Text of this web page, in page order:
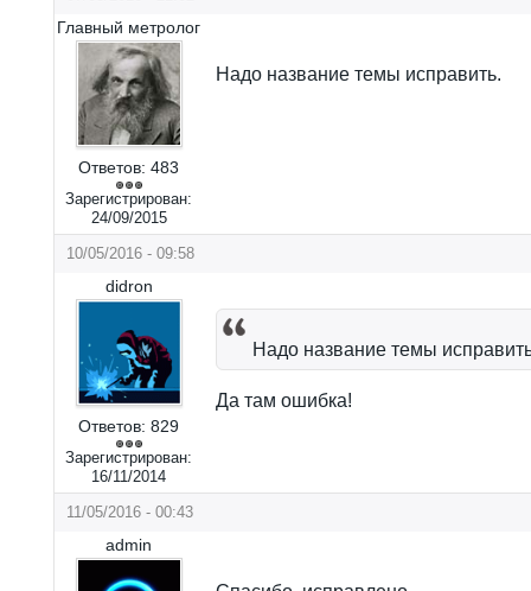
Главный метролог
Ответов: 483
Зарегистрирован:
24/09/2015
Надо название темы исправить.
10/05/2016 - 09:58
didron
Ответов: 829
Зарегистрирован:
16/11/2014
Надо название темы
Да там ошибка!
11/05/2016 - 00:43
admin